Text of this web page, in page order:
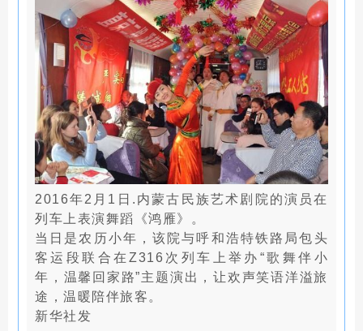
2016年2月1日.内蒙古民族艺术剧院的演员在
列车上表演舞蹈《鸿雁》。
当日是农历小年，该院与呼和浩特铁路局包头
客运段联合在Z316次列车上举办“歌舞伴小
年，温馨回家路”主题演出，让欢声笑语洋溢旅
途，温暖陪伴旅客。
新华社发